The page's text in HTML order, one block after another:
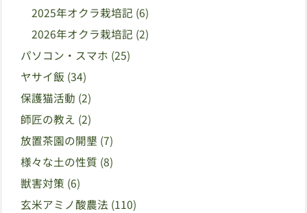
2025年オクラ栽培記 (6)
2026年オクラ栽培記 (2)
パソコン・スマホ (25)
ヤサイ飯 (34)
保護猫活動 (2)
師匠の教え (2)
放置茶園の開墾 (7)
様々な土の性質 (8)
獣害対策 (6)
玄米アミノ酸農法 (110)